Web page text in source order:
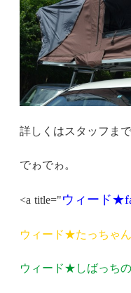
詳しくはスタッフま
でゎでゎ。
<a title="ウィード
ウィード★たっちゃ
ウィード★しばっち